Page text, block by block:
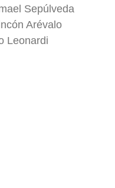
Sepúlveda
Arévalo
Leonardi